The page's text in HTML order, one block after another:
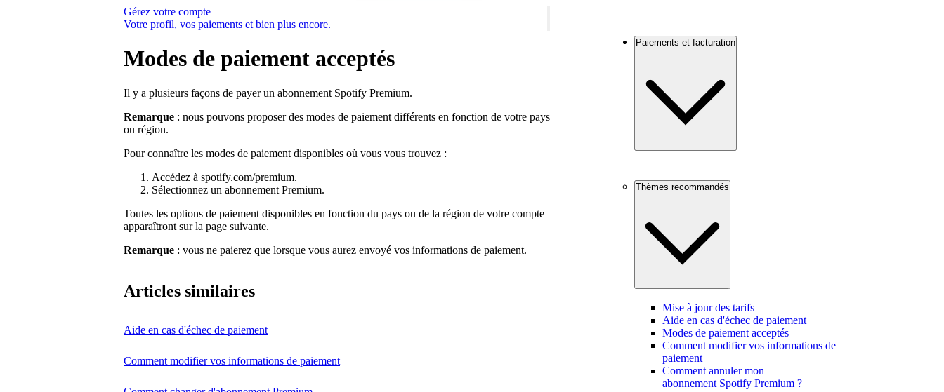
Gérez votre compte
Votre profil, vos paiements et bien plus encore.
Modes de paiement acceptés
Il y a plusieurs façons de payer un abonnement Spotify Premium.
Remarque : nous pouvons proposer des modes de paiement différents en fonction de votre pays
ou région.
Pour connaître les modes de paiement disponibles où vous vous trouvez :
Accédez à spotify.com/premium.
Sélectionnez un abonnement Premium.
Toutes les options de paiement disponibles en fonction du pays ou de la région de votre compte
apparaîtront sur la page suivante.
Remarque : vous ne paierez que lorsque vous aurez envoyé vos informations de paiement.
Articles similaires
Aide en cas d'échec de paiement
Comment modifier vos informations de paiement
Paiements et facturation
Thèmes recommandés
Mise à jour des tarifs
Aide en cas d'échec de paiement
Modes de paiement acceptés
Comment modifier vos informations de
paiement
Comment annuler mon
abonnement Spotify Premium ?